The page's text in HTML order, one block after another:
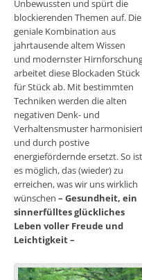
Unbewussten und spürt die
blockierenden Themen auf. Die
geniale Kombination aus
jahrtausende altem Wissen
und modernster
arbeitet diese Blockaden Stück
für Stück ab. Mit bestimmten
Techniken werden die alten
negativen Denk- und
Verhaltensmuster
und durch postive
energiefördernde ersetzt. So ist
es möglich, das (wieder) zu
erreichen, was wir uns wirklich
wünschen – Gesundheit, ein
sinnerfülltes glückliches
Leben voller Freude und
Leichtigkeit –